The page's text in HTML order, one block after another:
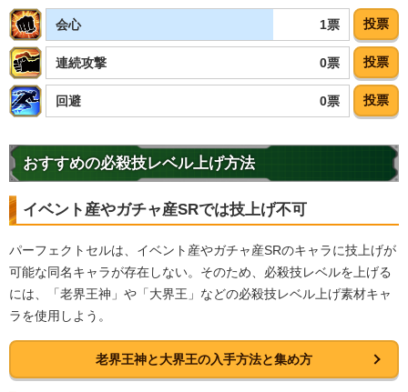
人造人間/セル編
かめはめ波
永遠の宿敵
高速戦闘
世界の混乱
セル
9.0 10 点
※発動条件あり
・DEF+25%
【一致するリンクスキル(
BOSSキャラ
究極生命体への系譜
超激戦
【一致するカテゴリー(10)】
大会出場者
世界の混乱
人造人間
かめはめ波
人造人間/セル編
会心 1票 投票
連続攻撃 0票 投票
回避 0票 投票
おすすめの必殺技レベル上げ方法
イベント産やガチャ産SRでは技上げ不可
パーフェクトセルは、イベント産やガチャ産SRのキャラに技上げが
可能な同名キャラが存在しない。そのため、必殺技レベルを上げる
には、「老界王神」や「大界王」などの必殺技レベル上げ素材キャ
ラを使用しよう。
老界王神と大界王の入手方法と集め方